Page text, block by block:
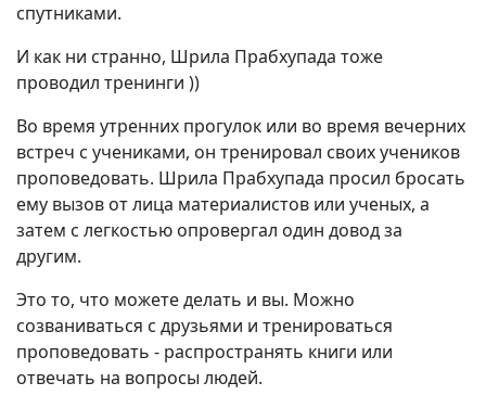
спутниками.
И как ни странно, Шрила Прабхупада тоже
проводил тренинги ))
Во время утренних прогулок или во время вечерних
встреч с учениками, он тренировал своих учеников
проповедовать. Шрила Прабхупада просил бросать
ему вызов от лица материалистов или ученых, а
затем с легкостью опровергал один довод за
другим.
Это то, что можете делать и вы. Можно
созваниваться с друзьями и тренироваться
проповедовать - распространять книги или
отвечать на вопросы людей.